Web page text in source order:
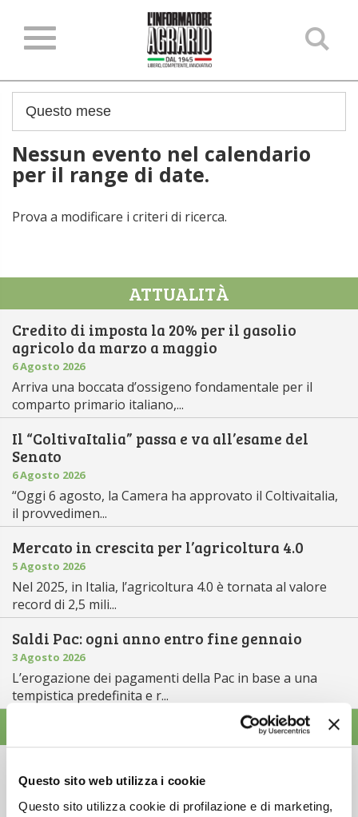
Questo sito web utilizza i cookie
Questo sito utilizza cookie di profilazione e di marketing,
Nessun evento nel calendario
per il range di date.
Prova a modificare i criteri di ricerca.
ATTUALITÀ
Credito di imposta la 20% per il gasolio
agricolo da marzo a maggio
6 Agosto 2026
Arriva una boccata d’ossigeno fondamentale per il
comparto primario italiano,...
Il “ColtivaItalia” passa e va all’esame del
Senato
6 Agosto 2026
“Oggi 6 agosto, la Camera ha approvato il Coltivaitalia,
il provvedimen...
Mercato in crescita per l’agricoltura 4.0
5 Agosto 2026
Nel 2025, in Italia, l’agricoltura 4.0 è tornata al valore
record di 2,5 mili...
Saldi Pac: ogni anno entro fine gennaio
3 Agosto 2026
L’erogazione dei pagamenti della Pac in base a una
tempistica predefinita e r...